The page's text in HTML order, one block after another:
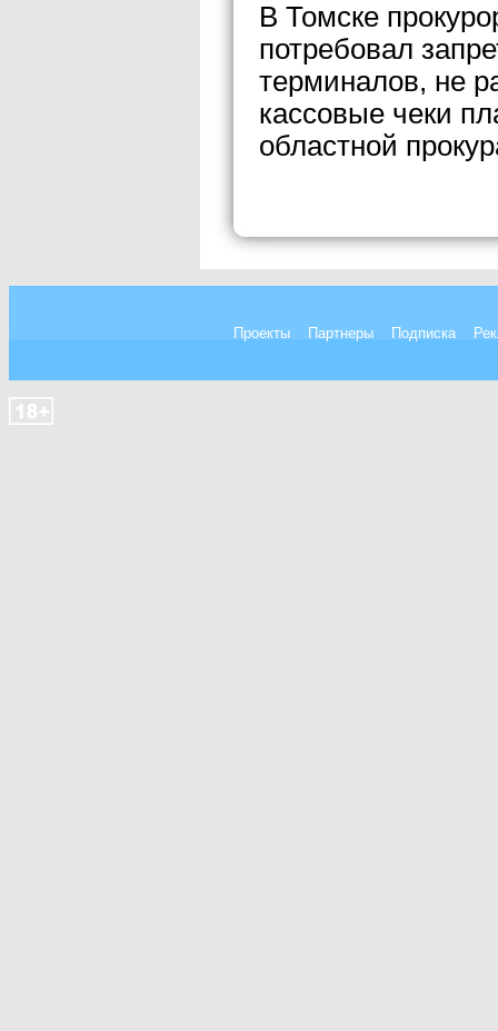
В Томске
потребовал
терминалов, не
кассовые чеки
областной
Проекты Партнеры Подписка